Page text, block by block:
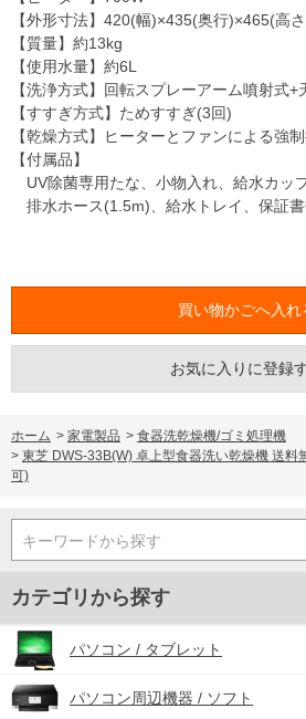
【外形寸法】420(幅)×435(奥行)×465(高
【質量】約13kg
【使用水量】約6L
【洗浄方式】回転スプレーアーム噴射式
【すすぎ方式】ためすすぎ(3回)
【乾燥方式】ヒーターとファンによる強
【付属品】
UV除菌専用たな、小物入れ、給水カッ
排水ホース(1.5m)、給水トレイ、保証
お気に入りに登録
ホーム > 家電製品 > 食器洗乾燥機/ゴミ処理機
> 東芝 DWS-33B(W) 卓上型食器洗い乾燥機 送料
可)
キーワードから探す
カテゴリから探す
パソコン / タブレット
パソコン周辺機器 / ソフト